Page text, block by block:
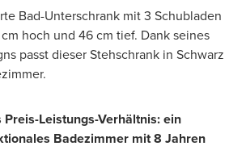
Bad-Unterschrank mit 3 Schubladen
hoch und 46 cm tief. Dank seines
passt dieser Stehschrank in Schwarz
Leistungs-Verhältnis: ein
Badezimmer mit 8 Jahren